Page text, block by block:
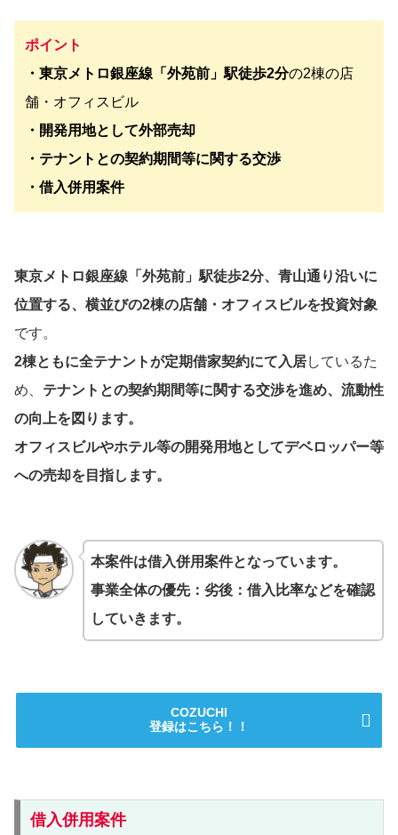
ポイント
・東京メトロ銀座線「外苑前」駅徒歩2分の2棟の店
舗・オフィスビル
・開発用地として外部売却
・テナントとの契約期間等に関する交渉
・借入併用案件
東京メトロ銀座線「外苑前」駅徒歩2分、青山通り沿いに
位置する、横並びの2棟の店舗・オフィスビルを投資対象
です。
2棟ともに全テナントが定期借家契約にて入居しているた
め、 テナントとの契約期間等に関する交渉を進め、流動性
の向上を図ります。
オフィスビルやホテル等の開発用地としてデベロッパー等
への売却を目指します。
本案件は借入併用案件となっています。
事業全体の優先：劣後：借入比率などを確認
していきます。
COZUCHI
登録はこちら！！
借入併用案件